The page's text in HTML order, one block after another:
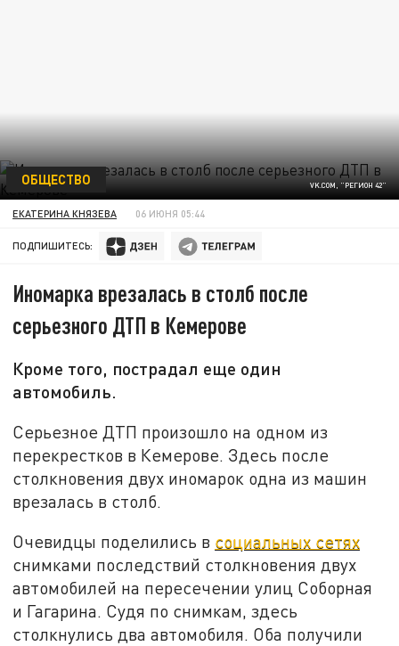
VK.COM, "РЕГИОН 42"
ОБЩЕСТВО
ЕКАТЕРИНА КНЯЗЕВА 06 ИЮНЯ 05:44
ПОДПИШИТЕСЬ:
Иномарка врезалась в столб после
серьезного ДТП в Кемерове
Кроме того, пострадал еще один
автомобиль.
Серьезное ДТП произошло на одном из
перекрестков в Кемерове. Здесь после
столкновения двух иномарок одна из машин
врезалась в столб.
Очевидцы поделились в социальных сетях
снимками последствий столкновения двух
автомобилей на пересечении улиц Соборная
и Гагарина. Судя по снимкам, здесь
столкнулись два автомобиля. Оба получили